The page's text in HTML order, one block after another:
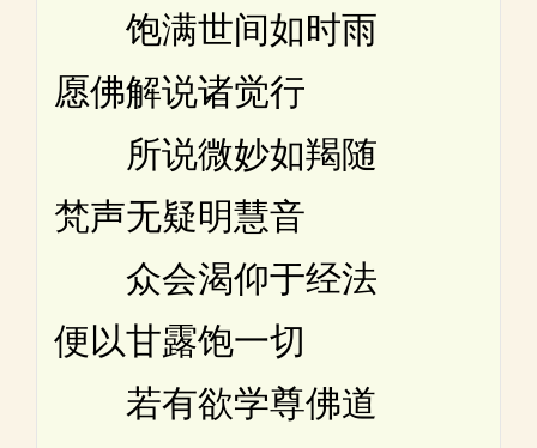
饱满世间如时雨
愿佛解说诸觉行
所说微妙如羯随
梵声无疑明慧音
众会渴仰于经法
便以甘露饱一切
若有欲学尊佛道